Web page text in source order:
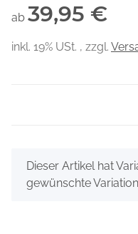
ab 39,95 €
inkl. 19% USt. , zzgl.
x
Dieser Artikel hat
gewünschte